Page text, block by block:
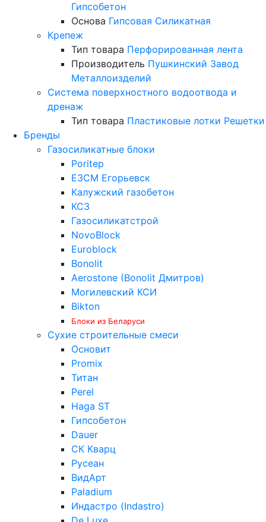
Гипсобетон
Основа Гипсовая Силикатная
Крепеж
Тип товара Перфорированная лента
Производитель Пушкинский Завод
Металлоизделий
Система поверхностного водоотвода и
дренаж
Тип товара Пластиковые лотки Решетки
Бренды
Газосиликатные блоки
Poritep
ЕЗСМ Егорьевск
Калужский газобетон
КСЗ
Газосиликатстрой
NovoBlock
Euroblock
Bonolit
Aerostone (Bonolit Дмитров)
Могилевский КСИ
Bikton
Блоки из Беларуси
Сухие строительные смеси
Основит
Promix
Титан
Perel
Haga ST
Гипсобетон
Dauer
СК Кварц
Русеан
ВидАрт
Paladium
Индастро (Indastro)